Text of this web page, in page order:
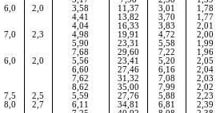
6,0 2,0
3,58
4,41
11,37
13,82
3,01
3,70
1,78
1,77
7,0 2,3
4,04
4,98
5,90
7,68
16,33
19,91
23,31
29,60
3,83
4,72
5,58
7,22
2,01
2,00
1,99
1,96
6,0 2,0
5,56
6,60
7,62
8,62
23,41
27,46
31,32
35,00
5,20
6,16
7,08
7,99
2,05
2,04
2,03
2,02
7,5 2,5 5,59 27,76 5,88 2,23
8,0 2,7
6,11
34,81
6,81
2,39